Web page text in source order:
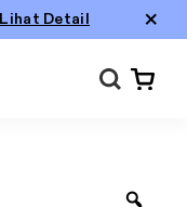
Lihat Detail